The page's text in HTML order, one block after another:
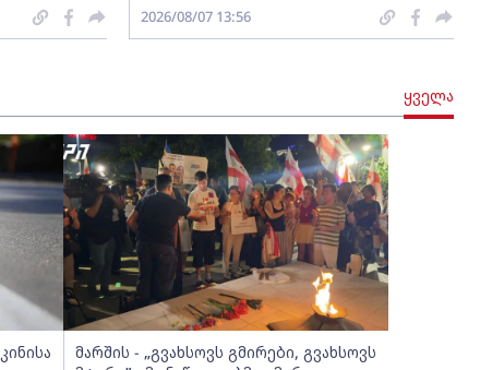
2026/08/07 13:56
ყველა
მარშის - „გვახსოვს გმირები, გვახსოვს